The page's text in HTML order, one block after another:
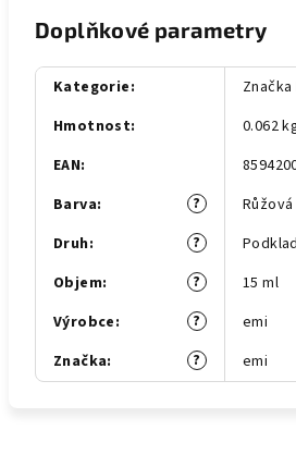
Doplňkové parametry
Kategorie:
Značka
Hmotnost:
0.062
EAN:
?
Barva:
Růžová
?
Druh:
?
Objem:
15 ml
?
Výrobce:
emi
?
Značka: emi